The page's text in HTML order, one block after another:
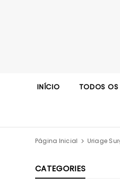
INÍCIO TODOS OS
Página Inicial Uriage
CATEGORIES